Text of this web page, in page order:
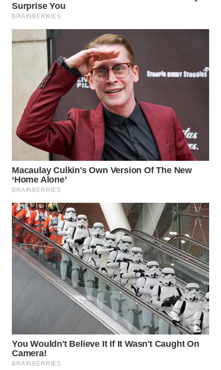
LABUANBAJO
WN
BORNEO
WAHANA
NEWS
WAHANA
TANI
WAHANA
ADVOKAT
WAHANA
INFRASTRUKTUR
WAHANA
KONSUMEN
WAHANA
TRAVEL
WAHANA